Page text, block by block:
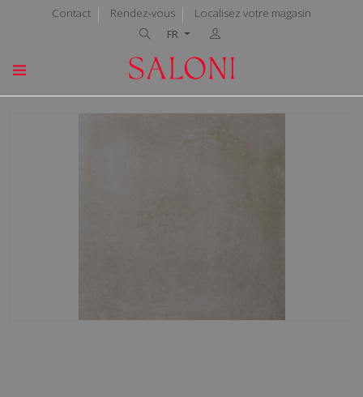
Contact Rendez-vous
Localisez votre magasin
FR